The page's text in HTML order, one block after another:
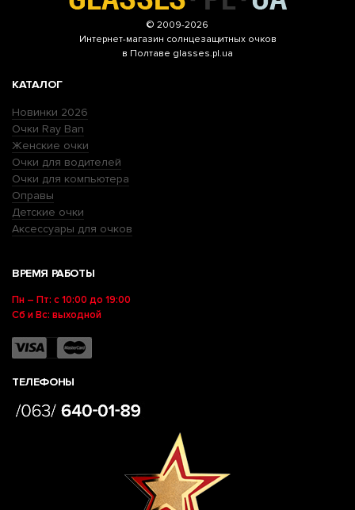
© 2009-2026
Интернет-магазин солнцезащитных очков
в Полтаве glasses.pl.ua
КАТАЛОГ
Новинки 2026
Очки Ray Ban
Женские очки
Очки для водителей
Очки для компьютера
Оправы
Детские очки
Аксессуары для очков
ВРЕМЯ РАБОТЫ
Пн – Пт: с 10:00 до 19:00
Сб и Вс: выходной
ТЕЛЕФОНЫ